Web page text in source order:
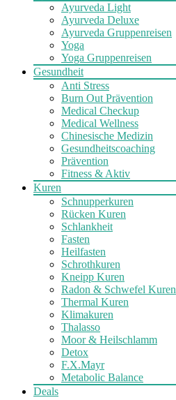
Ayurveda Light
Ayurveda Deluxe
Ayurveda Gruppenreisen
Yoga
Yoga Gruppenreisen
Gesundheit
Anti Stress
Burn Out Prävention
Medical Checkup
Medical Wellness
Chinesische Medizin
Gesundheitscoaching
Prävention
Fitness & Aktiv
Kuren
Schnupperkuren
Rücken Kuren
Schlankheit
Fasten
Heilfasten
Schrothkuren
Kneipp Kuren
Radon & Schwefel Kuren
Thermal Kuren
Klimakuren
Thalasso
Moor & Heilschlamm
Detox
F.X.Mayr
Metabolic Balance
Deals